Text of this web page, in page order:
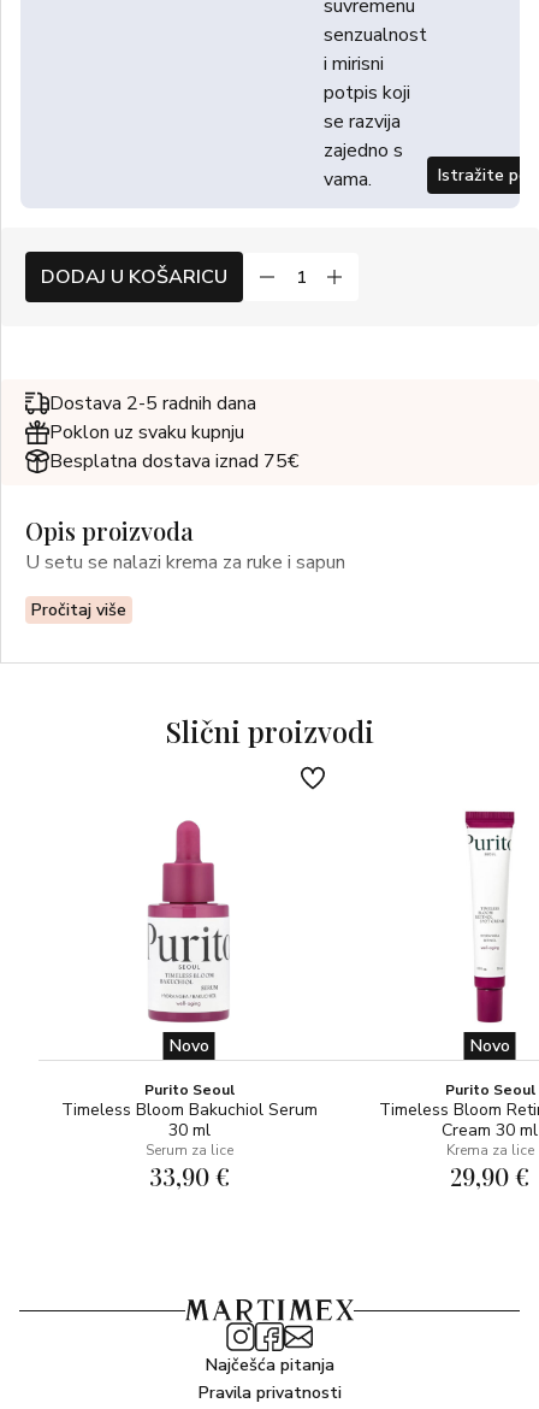
suvremenu
senzualnost
i mirisni
potpis koji
se razvija
zajedno s
vama.
Istražite
DODAJ U KOŠARICU
Dostava 2-5 radnih dana
Poklon uz svaku kupnju
Besplatna dostava iznad 75€
Opis proizvoda
U setu se nalazi krema za ruke i sapun
Pročitaj više
Slični proizvodi
Novo
Purito Seoul
Timeless Bloom Bakuchiol Serum
30 ml
Serum za lice
33,90 €
Novo
Purito Seoul
Timeless Bloom
Cream 30 ml
Krema za lice
29,90 €
Najčešća pitanja
Pravila privatnosti